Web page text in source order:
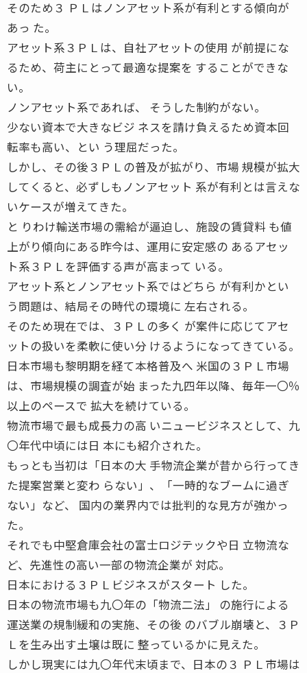
そのため３ ＰＬはノンアセット系が有利とする傾向が
あっ た。
アセット系３ＰＬは、自社アセットの使用 が前提にな
るため、荷主にとって最適な提案を することができな
い。
ノンアセット系であれば、 そうした制約がない。
少ない資本で大きなビジ ネスを請け負えるため資本回
転率も高い、とい う理屈だった。
しかし、その後３ＰＬの普及が拡がり、市場 規模が拡大
してくると、必ずしもノンアセット 系が有利とは言えな
いケースが増えてきた。
と りわけ輸送市場の需給が逼迫し、施設の賃貸料 も値
上がり傾向にある昨今は、運用に安定感の あるアセッ
ト系３ＰＬを評価する声が高まって いる。
アセット系とノンアセット系ではどちら が有利かとい
う問題は、結局その時代の環境に 左右される。
そのため現在では、３ＰＬの多く が案件に応じてアセ
ットの扱いを柔軟に使い分 けるようになってきている。
日本市場も黎明期を経て本格普及へ 米国の３ＰＬ市場
は、市場規模の調査が始 まった九四年以降、毎年一〇％
以上のペースで 拡大を続けている。
物流市場で最も成長力の高 いニュービジネスとして、九
〇年代中頃には日 本にも紹介された。
もっとも当初は「日本の大 手物流企業が昔から行ってき
た提案営業と変わ らない」、「一時的なブームに過ぎ
ない」など、 国内の業界内では批判的な見方が強かっ
た。
それでも中堅倉庫会社の富士ロジテックや日 立物流な
ど、先進性の高い一部の物流企業が 対応。
日本における３ＰＬビジネスがスタート した。
日本の物流市場も九〇年の「物流二法」 の施行による
運送業の規制緩和の実施、その後 のバブル崩壊と、３Ｐ
Ｌを生み出す土壌は既に 整っているかに見えた。
しかし現実には九〇年代末頃まで、日本の３ ＰＬ市場は